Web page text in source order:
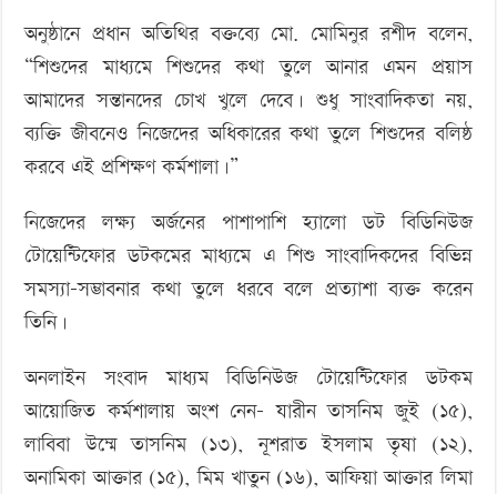
অনুষ্ঠানে প্রধান অতিথির বক্তব্যে মো. মোমিনুর রশীদ বলেন,
“শিশুদের মাধ্যমে শিশুদের কথা তুলে আনার এমন প্রয়াস
আমাদের সন্তানদের চোখ খুলে দেবে। শুধু সাংবাদিকতা নয়,
ব্যক্তি জীবনেও নিজেদের অধিকারের কথা তুলে শিশুদের বলিষ্ঠ
করবে এই প্রশিক্ষণ কর্মশালা।”
নিজেদের লক্ষ্য অর্জনের পাশাপাশি হ্যালো ডট বিডিনিউজ
টোয়েন্টিফোর ডটকমের মাধ্যমে এ শিশু সাংবাদিকদের বিভিন্ন
সমস্যা-সম্ভাবনার কথা তুলে ধরবে বলে প্রত্যাশা ব্যক্ত করেন
তিনি।
অনলাইন সংবাদ মাধ্যম বিডিনিউজ টোয়েন্টিফোর ডটকম
আয়োজিত কর্মশালায় অংশ নেন- যারীন তাসনিম জুই (১৫),
লাবিবা উম্মে তাসনিম (১৩), নূশরাত ইসলাম তৃষা (১২),
অনামিকা আক্তার (১৫), মিম খাতুন (১৬), আফিয়া আক্তার লিমা